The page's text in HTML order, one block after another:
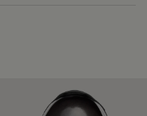
향합니다. 현재 메종은 엄
소재를 사용 중입니다.
을 이용해 오염을 제거한
보호하고 방수효과를 준
러 가죽 본래의 광택을 복